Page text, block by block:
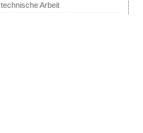
technische Arbeit